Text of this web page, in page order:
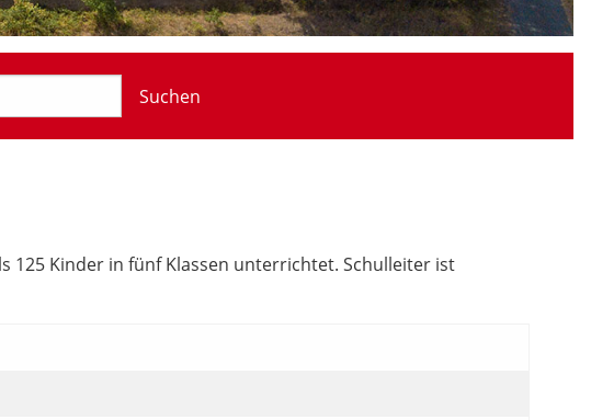
Suchen
125 Kinder in fünf Klassen unterrichtet. Schulleiter ist